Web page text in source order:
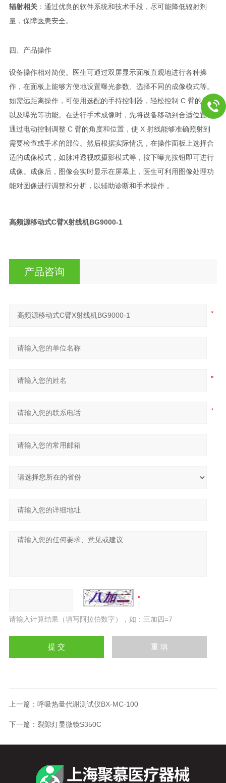
辐射相关：通过优良的软件系统和技术手段，尽可能降低辐射剂
量，保障医患安全。
四、产品操作
设备操作相对简便。医生可通过双屏显示面板直观地进行各种操
作，在面板上能够方便地设置曝光参数、选择不同的成像模式等。
如需远距离操作，可使用选配的手持控制器，轻松控制 C 臂的运动
以及曝光等功能。在进行手术成像时，先将设备移动到合适位置，
通过电动控制调整 C 臂的角度和位置，使 X 射线能够准确照射到
需要检查或手术的部位。然后根据实际情况，在操作面板上选择合
适的成像模式，如脉冲透视或摄影模式等，按下曝光按钮即可进行
成像。成像后，图像会实时显示在屏幕上，医生可利用图像处理功
能对图像进行调整和分析，以辅助诊断和手术操作 。
高频源移动式C臂X射线机BG9000-1
产品咨询
请输入计算结果（填写阿拉伯数字），如：三加四=7
上一篇： 呼吸热量代谢测试仪BX-MC-100
下一篇： 裂隙灯显微镜S350C